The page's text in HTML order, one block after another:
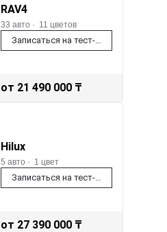
RAV4
33 авто · 11 цветов
Записаться на тест-драйв
от 21 490 000 ₸
Hilux
5 авто · 1 цвет
Записаться на тест-драйв
от 27 390 000 ₸